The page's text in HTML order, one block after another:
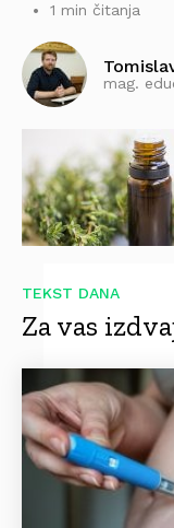
1 min čitanja
mag.
TEKST DANA
Za vas